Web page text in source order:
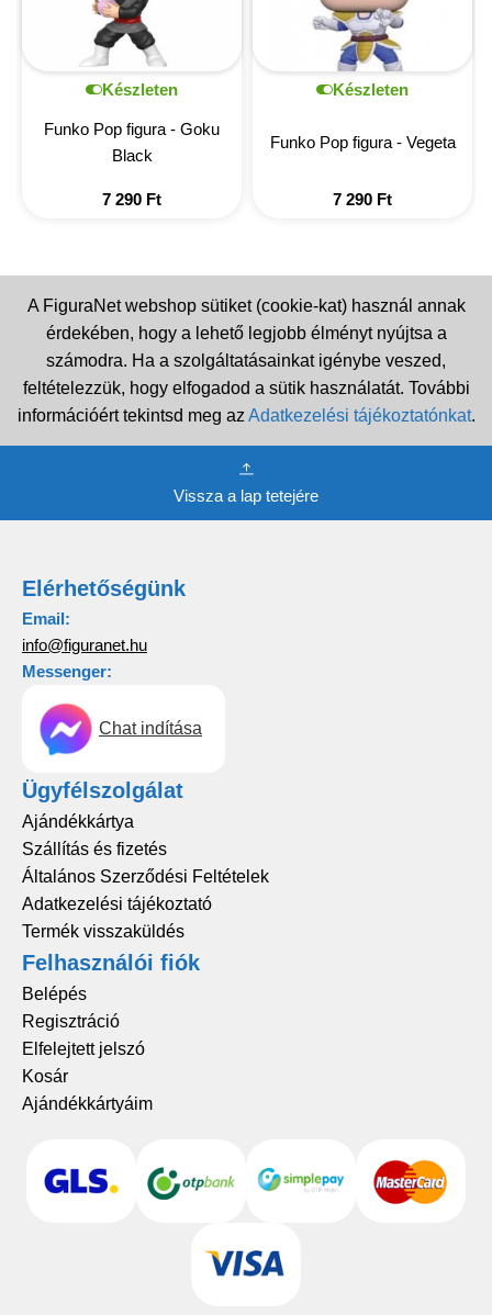
Készleten
Funko Pop figura - Goku
Black
7 290 Ft
Készleten
Funko Pop figura - Vegeta
7 290 Ft
A FiguraNet webshop sütiket (cookie-kat) használ annak
érdekében, hogy a lehető legjobb élményt nyújtsa a
számodra. Ha a szolgáltatásainkat igénybe veszed,
feltételezzük, hogy elfogadod a sütik használatát. További
információért tekintsd meg az Adatkezelési tájékoztatónkat.
Vissza a lap tetejére
Elérhetőségünk
Email:
info@figuranet.hu
Messenger:
Chat indítása
Ügyfélszolgálat
Ajándékkártya
Szállítás és fizetés
Általános Szerződési Feltételek
Adatkezelési tájékoztató
Termék visszaküldés
Felhasználói fiók
Belépés
Regisztráció
Elfelejtett jelszó
Kosár
Ajándékkártyáim